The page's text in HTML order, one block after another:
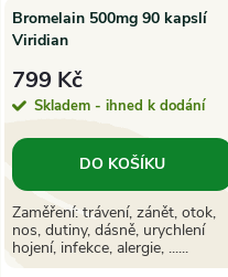
Bromelain 500mg 90 kapslí
Viridian
799 Kč
Skladem - ihned k dodání
DO KOŠÍKU
Zaměření: trávení, zánět, otok,
nos, dutiny, dásně, urychlení
hojení, infekce, alergie, ......